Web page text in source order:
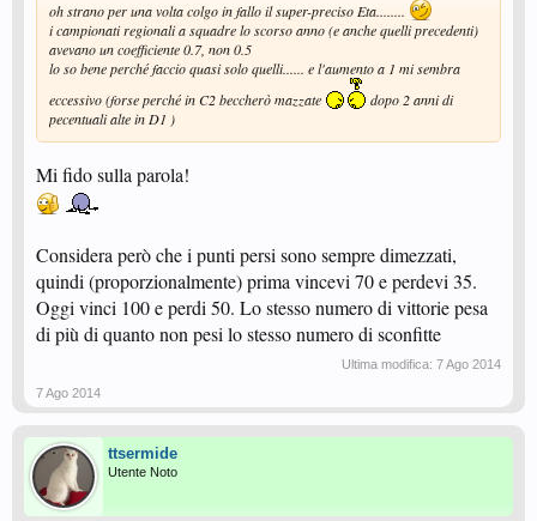
oh strano per una volta colgo in fallo il super-preciso Eta........
i campionati regionali a squadre lo scorso anno (e anche quelli precedenti)
avevano un coefficiente 0.7, non 0.5
lo so bene perché faccio quasi solo quelli...... e l'aumento a 1 mi sembra
eccessivo (forse perché in C2 beccherò mazzate
dopo 2 anni di
pecentuali alte in D1 )
Mi fido sulla parola!
Considera però che i punti persi sono sempre dimezzati,
quindi (proporzionalmente) prima vincevi 70 e perdevi 35.
Oggi vinci 100 e perdi 50. Lo stesso numero di vittorie pesa
di più di quanto non pesi lo stesso numero di sconfitte
Ultima modifica: 7 Ago 2014
7 Ago 2014
ttsermide
Utente Noto